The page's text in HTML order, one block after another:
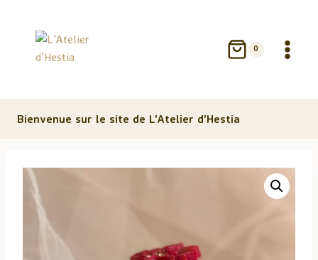
contenu
0
Bienvenue sur le site de L'Atelier d'Hestia